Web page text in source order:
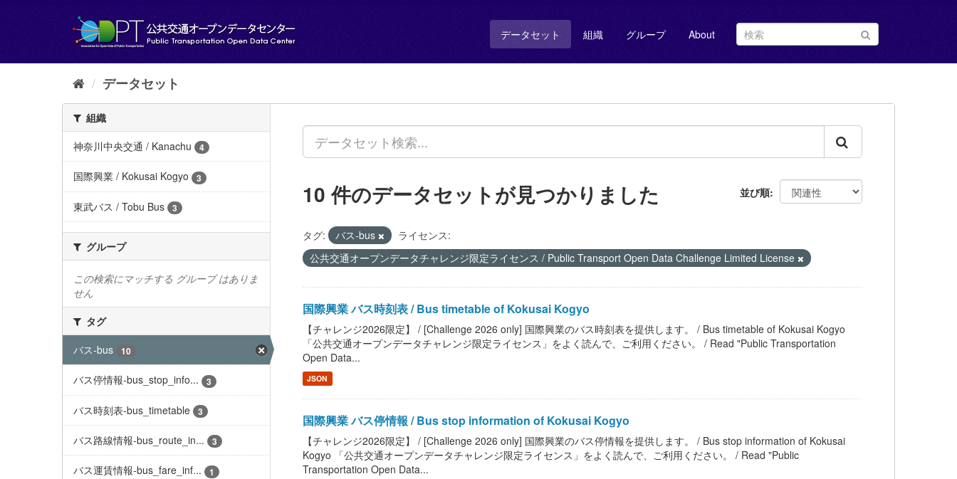
し
データセット 組織 グループ About
データセット
組織
神奈川中央交通 / Kanachu
4
国際興業 / Kokusai Kogyo 3
東武バス / Tobu Bus 3
グループ
この検索にマッチする グループ はありま
せん
タグ
バス-bus
10
バス停情報-bus_stop_info... 3
バス時刻表-bus_timetable 3
バス路線情報-bus_route_in... 3
バス運賃情報-bus_fare_inf... 1
並び順
10 件のデータセットが見つかりました
タグ: バス-bus
ライセンス:
公共交通オープンデータチャレンジ限定ライセンス / Public Transport Open Data Challenge Limited License
国際興業 バス時刻表 / Bus timetable of Kokusai Kogyo
【チャレンジ2026限定】 / [Challenge 2026 only] 国際興業のバス時刻表を提供します。 / Bus timetable of Kokusai Kogyo
「公共交通オープンデータチャレンジ限定ライセンス」をよく読んで、ご利用ください。 / Read "Public Transportation
Open Data...
JSON
国際興業 バス停情報 / Bus stop information of Kokusai Kogyo
【チャレンジ2026限定】 / [Challenge 2026 only] 国際興業のバス停情報を提供します。 / Bus stop information of Kokusai
Kogyo 「公共交通オープンデータチャレンジ限定ライセンス」をよく読んで、ご利用ください。 / Read "Public
Transportation Open Data...